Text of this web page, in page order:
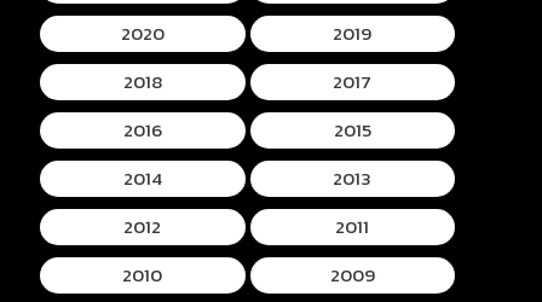
2020
2019
2018
2017
2016
2015
2014
2013
2012
2011
2010
2009